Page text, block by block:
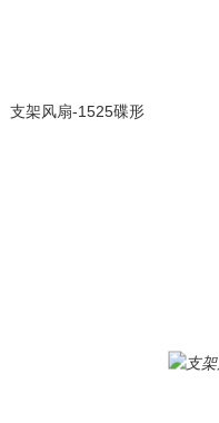
支架风扇-1525碟形